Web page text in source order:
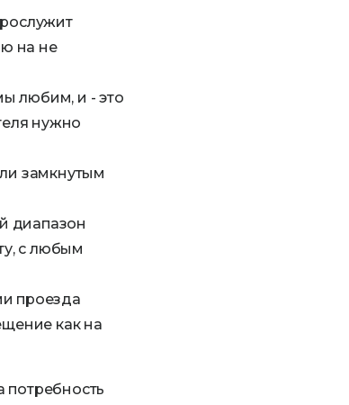
на не
любим, и - это
нужно
замкнутым
диапазон
с любым
проезда
как на